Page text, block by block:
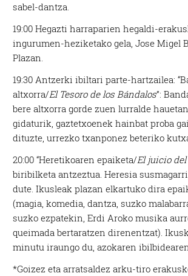
sabel-dantza.
19:00 Hegazti harraparien hegaldi-
ingurumen-heziketako gela, Jose Migel
Plazan.
19:30 Antzerki ibiltari parte-hartzailea:
altxorra/El Tesoro de los Bándalos”:
bere altxorra gorde zuen lurralde
gidaturik, gaztetxoenek hainbat proba
dituzte, urrezko txanponez beteriko
20:00 “Heretikoaren epaiketa/El juicio
biribilketa antzeztua. Heresia
dute. Ikusleak plazan elkartuko dira
(magia, komedia, dantza, suzko
suzko ezpatekin, Erdi Aroko musika
queimada bertaratzen direnentzat).
minutu iraungo du, azokaren
*Goizez eta arratsaldez arku-tiro